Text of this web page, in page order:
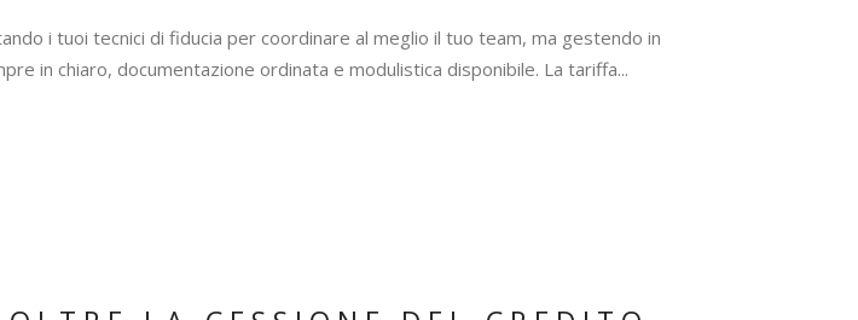
i tuoi tecnici di fiducia per coordinare al meglio il tuo team, ma gestendo in
in chiaro, documentazione ordinata e modulistica disponibile. La tariffa...